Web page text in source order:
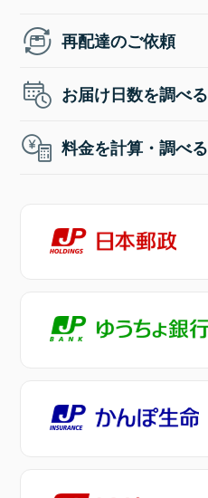
再配達のご依頼
お届け日数を調べる
料金を計算・調べる